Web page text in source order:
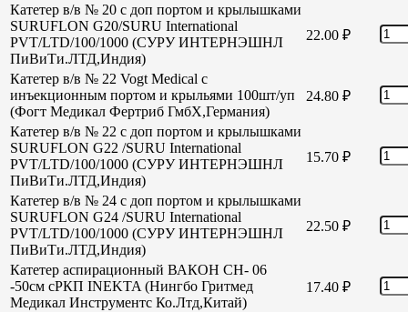
Катетер в/в № 20 с доп портом и крылышками
SURUFLON G20/SURU International
PVT/LTD/100/1000 (СУРУ ИНТЕРНЭШНЛ
ПиВиТи.ЛТД,Индия)
22.00 ₽
Катетер в/в № 22 Vogt Medical с
инъекционным портом и крыльями 100шт/уп
(Фогт Медикал Фертриб ГмбХ,Германия)
24.80 ₽
Катетер в/в № 22 с доп портом и крылышками
SURUFLON G22 /SURU International
PVT/LTD/100/1000 (СУРУ ИНТЕРНЭШНЛ
ПиВиТи.ЛТД,Индия)
15.70 ₽
Катетер в/в № 24 с доп портом и крылышками
SURUFLON G24 /SURU International
PVT/LTD/100/1000 (СУРУ ИНТЕРНЭШНЛ
ПиВиТи.ЛТД,Индия)
22.50 ₽
Катетер аспирационный ВАКОН СН- 06
-50см сРКП INEKTA (Нингбо Гритмед
Медикал Инструментс Ко.Лтд,Китай)
17.40 ₽